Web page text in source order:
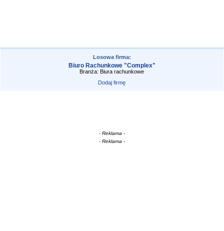
Losowa firma:
Biuro Rachunkowe "Complex"
Branża: Biura rachunkowe
Dodaj firmę
- Reklama -
- Reklama -